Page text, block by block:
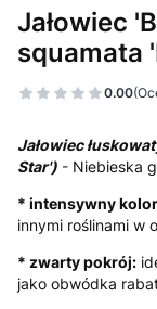
Jałowiec
squamata
0.00
Jałowiec
Star') - Niebieska
* intensywny
innymi roślinami w
* zwarty pokrój:
jako obwódka